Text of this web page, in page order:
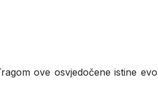
ove osvjedočene istine evo